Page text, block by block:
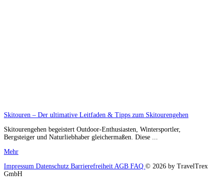
Skitouren – Der ultimative Leitfaden & Tipps zum Skitourengehen
Skitourengehen begeistert Outdoor-Enthusiasten, Wintersportler,
Bergsteiger und Naturliebhaber gleichermaßen. Diese ...
Mehr
Impressum Datenschutz Barrierefreiheit AGB FAQ © 2026 by TravelTrex
GmbH